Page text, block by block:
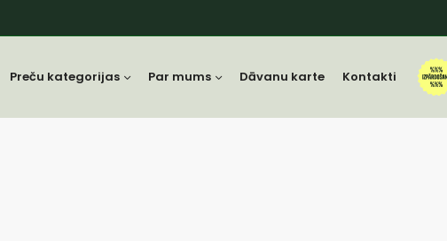
Preču kategorijas Par mums Dāvanu karte Kontakti